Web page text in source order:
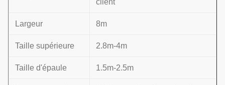
client
Largeur 8m
Taille supérieure 2.8m-4m
Taille d'épaule 1.5m-2.5m